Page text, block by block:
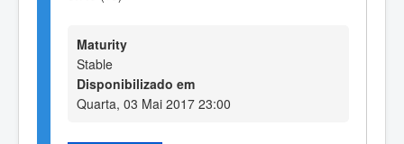
Maturity
Stable
Disponibilizado em
Quarta, 03 Mai 2017 23:00